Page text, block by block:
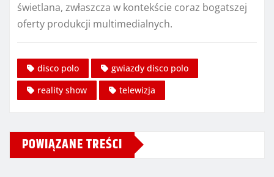
świetlana, zwłaszcza w kontekście coraz bogatszej
oferty produkcji multimedialnych.
disco polo
gwiazdy disco polo
reality show
telewizja
POWIĄZANE TREŚCI